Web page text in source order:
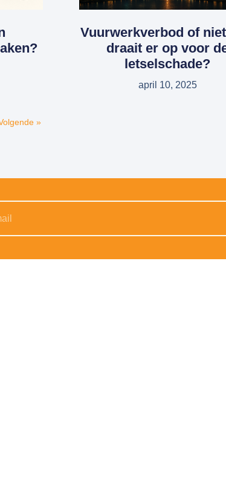
Vuurwerkverbod of
draait er op voor
letselschade?
april 10, 2025
»